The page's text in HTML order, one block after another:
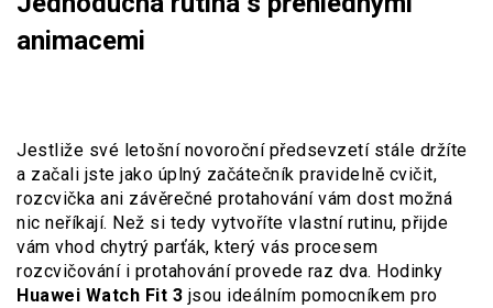
animacemi
Jestliže své letošní novoroční předsevzetí stále držíte
a začali jste jako úplný začátečník pravidelně cvičit,
rozcvička ani závěrečné protahování vám dost možná
nic neříkají. Než si tedy vytvoříte vlastní rutinu, přijde
vám vhod chytrý parťák, který vás procesem
rozcvičování i protahování provede raz dva. Hodinky
Huawei Watch Fit 3 jsou ideálním pomocníkem pro